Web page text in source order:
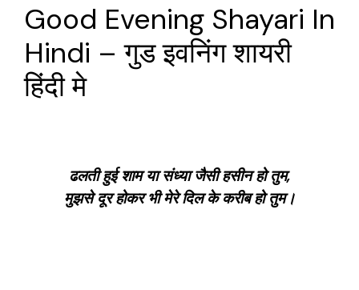
Good Evening Shayari In
Hindi – गुड इवनिंग शायरी
हिंदी मे
ढलती हुई शाम या संध्या जैसी हसीन हो तुम,
मुझसे दूर होकर भी मेरे दिल के करीब हो तुम।